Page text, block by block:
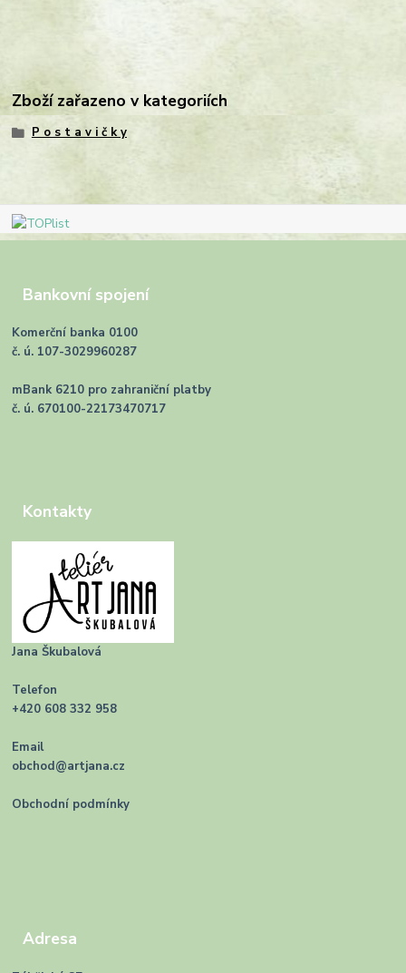
Zboží zařazeno v kategoriích
P o s t a v i č k y
Bankovní spojení
Komerční banka 0100
č. ú. 107-3029960287
mBank 6210 pro zahraniční platby
č. ú. 670100-22173470717
Kontakty
Jana Škubalová
Telefon
+420 608 332 958
Email
obchod@artjana.cz
Obchodní podmínky
Adresa